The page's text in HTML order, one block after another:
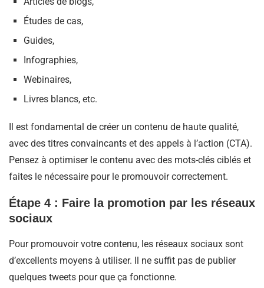
Études de cas,
Guides,
Infographies,
Webinaires,
Livres blancs, etc.
Il est fondamental de créer un contenu de haute qualité,
avec des titres convaincants et des appels à l’action (CTA).
Pensez à optimiser le contenu avec des mots-clés ciblés et
faites le nécessaire pour le promouvoir correctement.
Étape 4 : Faire la promotion par les réseaux
sociaux
Pour promouvoir votre contenu, les réseaux sociaux sont
d’excellents moyens à utiliser. Il ne suffit pas de publier
quelques tweets pour que ça fonctionne.